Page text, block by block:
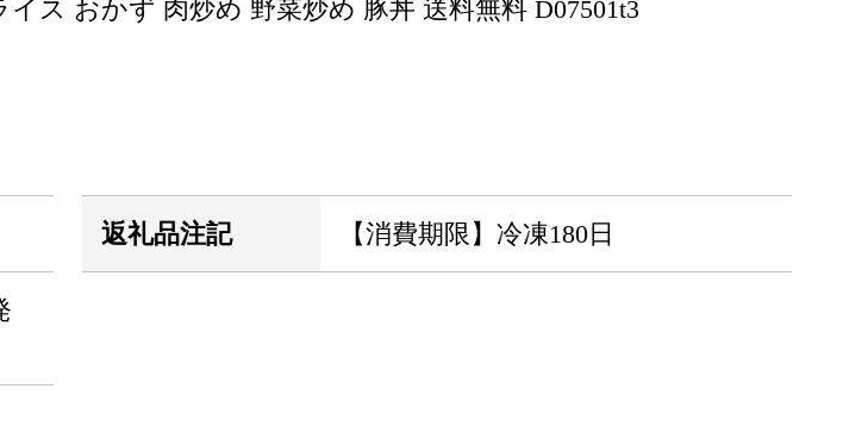
ス おかず 肉炒め 野菜炒め 豚丼 送料無料 D07501t3
返礼品注記 【消費期限】冷凍180日